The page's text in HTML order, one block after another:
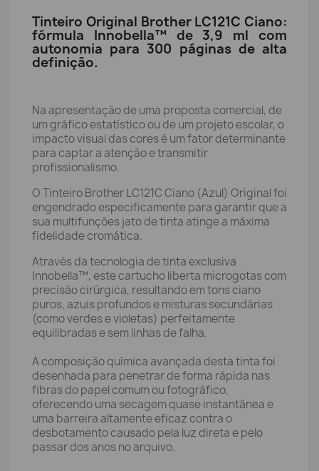
Tinteiro Original Brother LC121C Ciano:
fórmula Innobella™ de 3,9 ml com
autonomia para 300 páginas de alta
definição.
Na apresentação de uma proposta comercial, de
um gráfico estatístico ou de um projeto escolar, o
impacto visual das cores é um fator determinante
para captar a atenção e transmitir
profissionalismo.
O Tinteiro Brother LC121C Ciano (Azul) Original foi
engendrado especificamente para garantir que a
sua multifunções jato de tinta atinge a máxima
fidelidade cromática.
Através da tecnologia de tinta exclusiva
Innobella™, este cartucho liberta microgotas com
precisão cirúrgica, resultando em tons ciano
puros, azuis profundos e misturas secundárias
(como verdes e violetas) perfeitamente
equilibradas e sem linhas de falha.
A composição química avançada desta tinta foi
desenhada para penetrar de forma rápida nas
fibras do papel comum ou fotográfico,
oferecendo uma secagem quase instantânea e
uma barreira altamente eficaz contra o
desbotamento causado pela luz direta e pelo
passar dos anos no arquivo.